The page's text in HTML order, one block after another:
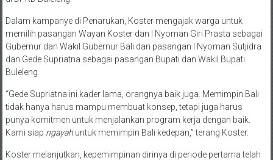
Dalam kampanye di Penarukan, Koster mengajak warga untuk
memilih pasangan Wayan Koster dan I Nyoman Giri Prasta sebagai
Gubernur dan Wakil Gubernur Bali dan pasangan I Nyoman Sutjidra
dan Gede Supriatna sebagai pasangan Bupati dan Wakil Bupati
Buleleng.
“Gede Supriatna ini kader lama, orangnya baik juga. Memimpin Bali
tidak hanya harus mampu membuat konsep, tetapi juga harus
punya komitmen untuk menjalankan program kerja dengan baik.
Kami siap ngayah untuk memimpin Bali kedepan,” terang Koster.
Koster melanjutkan, kepemimpinan dirinya di periode pertama telah